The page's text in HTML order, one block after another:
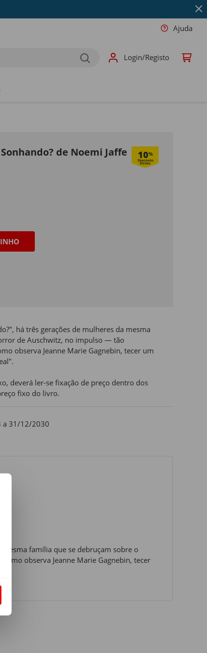
Ajuda
Login/Registo
de Noemi Jaffe 10%
há três gerações de mulheres da mesma
de Auschwitz, no impulso — tão
observa Jeanne Marie Gagnebin, tecer um
deverá ler-se fixação de preço dentro dos
fixo do livro.
a 31/12/2030
mesma família que se debruçam sobre o
observa Jeanne Marie Gagnebin, tecer